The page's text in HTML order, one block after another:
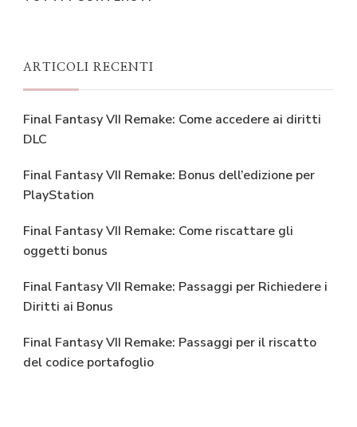
ARTICOLI RECENTI
Final Fantasy VII Remake: Come accedere ai diritti
DLC
Final Fantasy VII Remake: Bonus dell’edizione per
PlayStation
Final Fantasy VII Remake: Come riscattare gli
oggetti bonus
Final Fantasy VII Remake: Passaggi per Richiedere i
Diritti ai Bonus
Final Fantasy VII Remake: Passaggi per il riscatto
del codice portafoglio